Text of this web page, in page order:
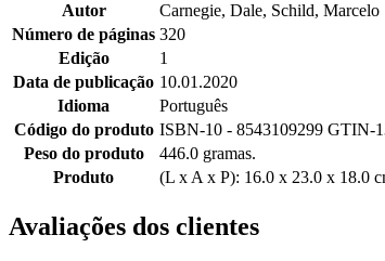
Autor
Carnegie, Dale, Schild, Marcelo
Número de páginas 320
Edição
1
Data de publicação 10.01.2020
Idioma
Português
Código do produto ISBN-10 - 8543109299 GTIN-
Peso do produto
446.0 gramas.
Produto
(L x A x P): 16.0 x 23.0 x 18.0
Avaliações dos clientes